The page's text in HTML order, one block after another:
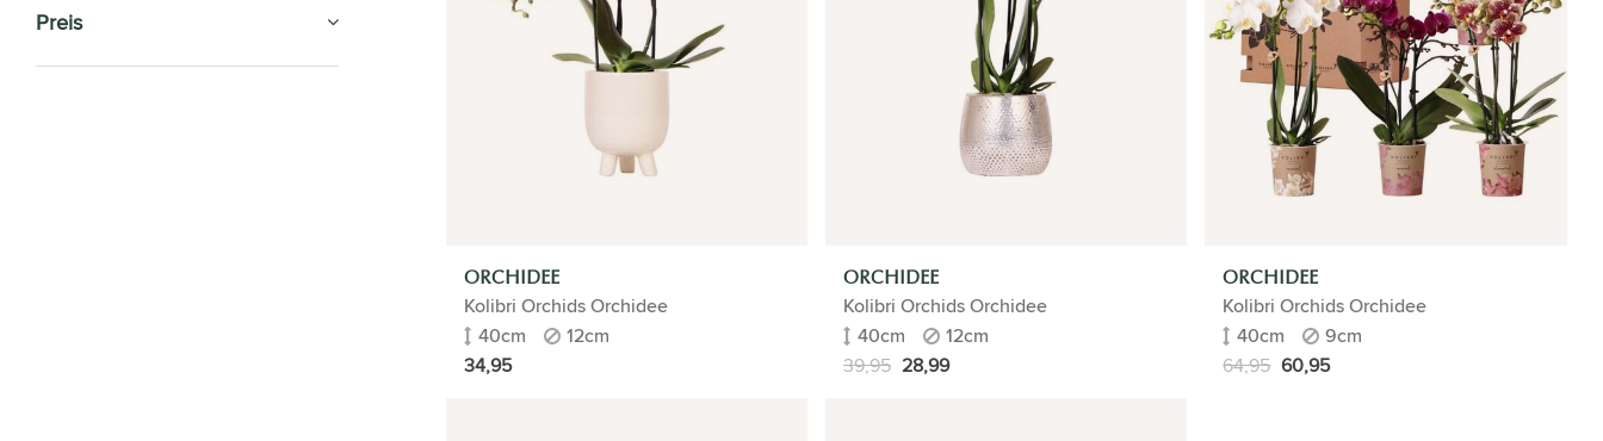
Preis
ORCHIDEE
Kolibri Orchids Orchidee
40cm
12cm
34,95
ORCHIDEE
Kolibri Orchids Orchidee
40cm
12cm
39,95 28,99
ORCHIDEE
Kolibri Orchids Orchidee
40cm
9cm
64,95 60,95